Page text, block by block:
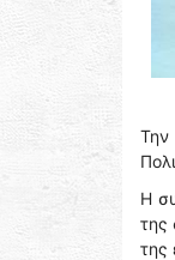
Την
Η
της
της